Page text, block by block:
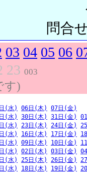
問合
03 04 05 06
23 003
す)
(水) 06日(木)
07日(金)
(水) 30日(木) 31日(金)
(水) 23日(木) 24日(金)
(水) 16日(木) 17日(金)
(水) 09日(木) 10日(金)
(水) 02日(木) 03日(金)
(水) 25日(木) 26日(金)
(水) 18日(木) 19日(金)